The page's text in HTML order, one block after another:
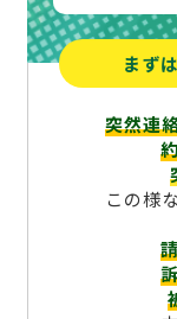
まず
突然連
この様